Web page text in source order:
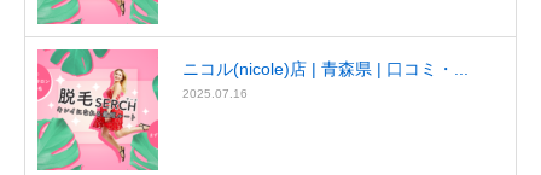
ニコル(nicole)店 | 青森県 | 口コミ・...
2025.07.16